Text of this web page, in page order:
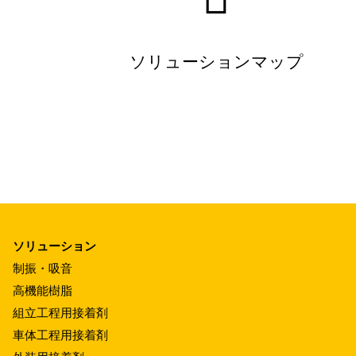
ソリューションマップ
ソリューション
制振・吸音
高機能樹脂
組立工程用接着剤
車体工程用接着剤